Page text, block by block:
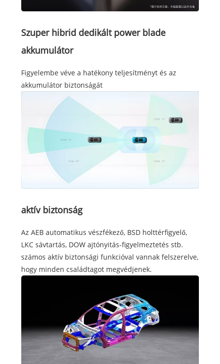
Szuper hibrid dedikált power blade
akkumulátor
Figyelembe véve a hatékony teljesítményt és az
akkumulátor biztonságát
aktív biztonság
Az AEB automatikus vészfékező, BSD holttérfigyelő,
LKC sávtartás, DOW ajtónyitás-figyelmeztetés stb.
számos aktív biztonsági funkcióval vannak felszerelve,
hogy minden családtagot megvédjenek.